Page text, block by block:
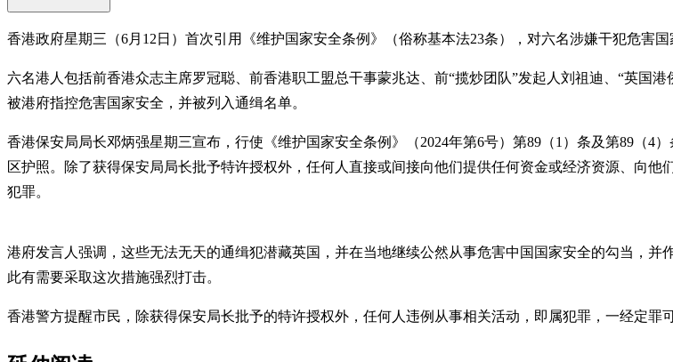
香港政府星期三（6月12日）首次引用《维护国家安全条例》（俗称基本法23条），对六名涉嫌干犯危害
六名港人包括前香港众志主席罗冠聪、前香港职工盟总干事蒙兆达、前“揽炒团队”发起人刘祖迪、“英国
被港府指控危害国家安全，并被列入通缉名单。
香港保安局局长邓炳强星期三宣布，行使《维护国家安全条例》（2024年第6号）第89（1）条及第89（
区护照。除了获得保安局局长批予特许授权外，任何人直接或间接向他们提供任何资金或经济资源、向
犯罪。
港府发言人强调，这些无法无天的通缉犯潜藏英国，并在当地继续公然从事危害中国国家安全的勾当，
此有需要采取这次措施强烈打击。
香港警方提醒市民，除获得保安局长批予的特许授权外，任何人违例从事相关活动，即属犯罪，一经定罪